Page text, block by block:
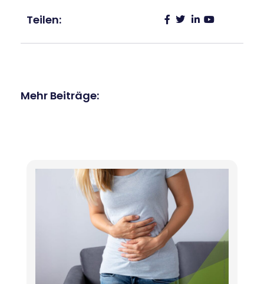
Teilen:
Mehr Beiträge: